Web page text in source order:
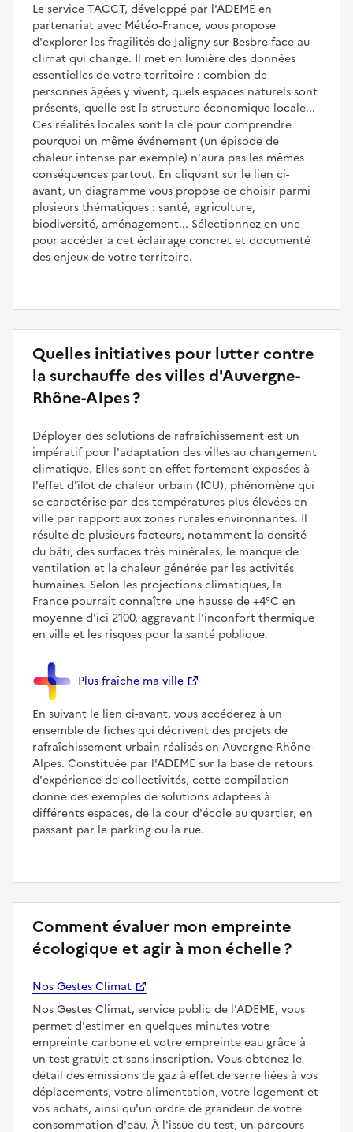
Le service TACCT, développé par l'ADEME en
partenariat avec Météo‑France, vous propose
d'explorer les fragilités de Jaligny-sur-Besbre face au
climat qui change. Il met en lumière des données
essentielles de votre territoire : combien de
personnes âgées y vivent, quels espaces naturels sont
présents, quelle est la structure économique locale...
Ces réalités locales sont la clé pour comprendre
pourquoi un même événement (un épisode de
chaleur intense par exemple) n'aura pas les mêmes
conséquences partout. En cliquant sur le lien ci-
avant, un diagramme vous propose de choisir parmi
plusieurs thématiques : santé, agriculture,
biodiversité, aménagement... Sélectionnez en une
pour accéder à cet éclairage concret et documenté
des enjeux de votre territoire.
Quelles initiatives pour lutter contre
la surchauffe des villes d'Auvergne-
Rhône-Alpes ?
Déployer des solutions de rafraîchissement est un
impératif pour l'adaptation des villes au changement
climatique. Elles sont en effet fortement exposées à
l'effet d'îlot de chaleur urbain (ICU), phénomène qui
se caractérise par des températures plus élevées en
ville par rapport aux zones rurales environnantes. Il
résulte de plusieurs facteurs, notamment la densité
du bâti, des surfaces très minérales, le manque de
ventilation et la chaleur générée par les activités
humaines. Selon les projections climatiques, la
France pourrait connaître une hausse de +4°C en
moyenne d'ici 2100, aggravant l'inconfort thermique
en ville et les risques pour la santé publique.
Plus fraîche ma ville
En suivant le lien ci-avant, vous accéderez à un
ensemble de fiches qui décrivent des projets de
rafraîchissement urbain réalisés en Auvergne-Rhône-
Alpes. Constituée par l'ADEME sur la base de retours
d'expérience de collectivités, cette compilation
donne des exemples de solutions adaptées à
différents espaces, de la cour d'école au quartier, en
passant par le parking ou la rue.
Comment évaluer mon empreinte
écologique et agir à mon échelle ?
Nos Gestes Climat
Nos Gestes Climat, service public de l'ADEME, vous
permet d'estimer en quelques minutes votre
empreinte carbone et votre empreinte eau grâce à
un test gratuit et sans inscription. Vous obtenez le
détail des émissions de gaz à effet de serre liées à vos
déplacements, votre alimentation, votre logement et
vos achats, ainsi qu'un ordre de grandeur de votre
consommation d'eau. À l'issue du test, un parcours